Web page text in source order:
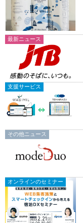
最新ニュース
支援サービス
その他ニュース
オンラインのセミナー